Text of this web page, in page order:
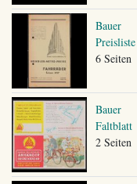
Bauer
Preisliste
6 Seiten
Bauer
Faltblatt
2 Seiten